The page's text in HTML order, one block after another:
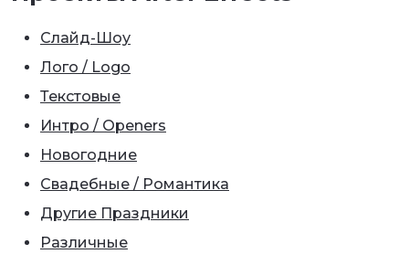
Слайд-Шоу
Лого / Logo
Текстовые
Интро / Openers
Новогодние
Свадебные / Романтика
Другие Праздники
Различные